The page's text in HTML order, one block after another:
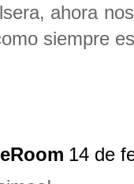
ahora
siempre
14 de